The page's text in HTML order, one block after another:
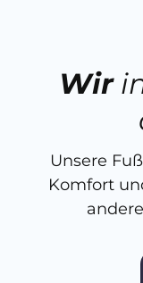
Wir
Unsere
Komfort